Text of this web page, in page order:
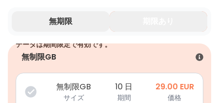
無期限
データは期間限定で有効です。
無制限GB
無制限GB
サイズ
10 日
期間
29.00 EUR
価格